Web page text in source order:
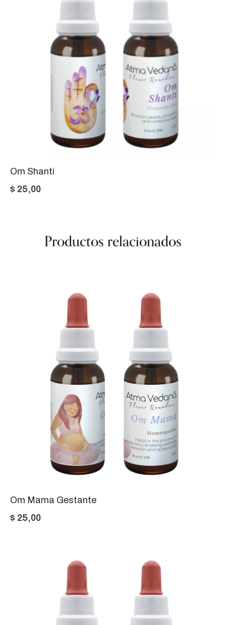
Om Shanti
$ 25,00
Productos relacionados
Om Mama Gestante
$ 25,00